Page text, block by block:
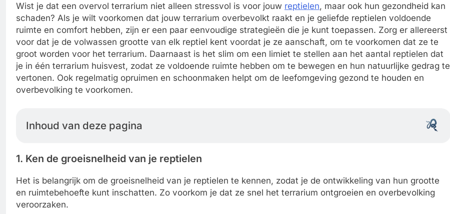
Wist je dat een overvol terrarium niet alleen stressvol is voor jouw reptielen, maar ook hun gezondheid kan
schaden? Als je wilt voorkomen dat jouw terrarium overbevolkt raakt en je geliefde reptielen voldoende
ruimte en comfort hebben, zijn er een paar eenvoudige strategieën die je kunt toepassen. Zorg er allereerst
voor dat je de volwassen grootte van elk reptiel kent voordat je ze aanschaft, om te voorkomen dat ze te
groot worden voor het terrarium. Daarnaast is het slim om een limiet te stellen aan het aantal reptielen dat
je in één terrarium huisvest, zodat ze voldoende ruimte hebben om te bewegen en hun natuurlijke gedrag te
vertonen. Ook regelmatig opruimen en schoonmaken helpt om de leefomgeving gezond te houden en
overbevolking te voorkomen.
Inhoud van deze pagina
1. Ken de groeisnelheid van je reptielen
Het is belangrijk om de groeisnelheid van je reptielen te kennen, zodat je de ontwikkeling van hun grootte
en ruimtebehoefte kunt inschatten. Zo voorkom je dat ze snel het terrarium ontgroeien en overbevolking
veroorzaken.